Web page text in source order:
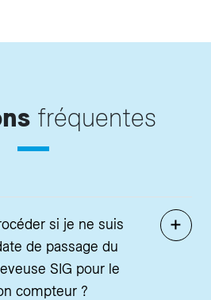
fréquentes
si je ne suis
de passage du
SIG pour le
compteur ?